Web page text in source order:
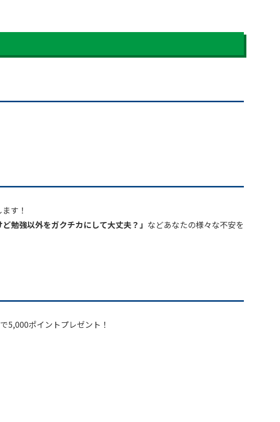
す！
勉強以外をガクチカにして大丈夫？」 などあなたの様々な不安を
5,000ポイントプレゼント！